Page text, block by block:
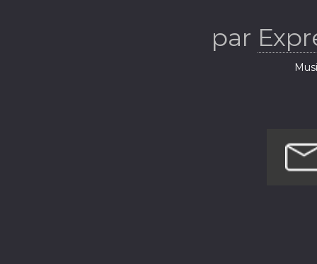
par